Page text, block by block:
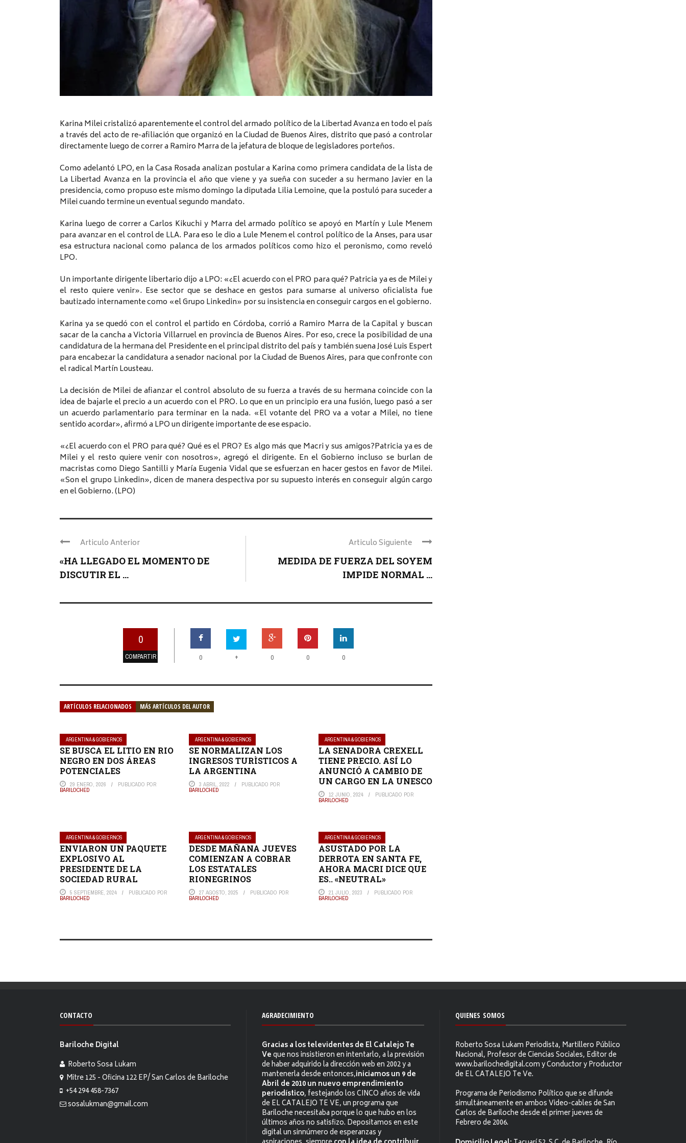
Karina Milei cristalizó aparentemente el control del armado político de la Libertad Avanza en todo el país
a través del acto de re-afiliación que organizó en la Ciudad de Buenos Aires, distrito que pasó a controlar
directamente luego de correr a Ramiro Marra de la jefatura de bloque de legisladores porteños.
Como adelantó LPO, en la Casa Rosada analizan postular a Karina como primera candidata de la lista de
La Libertad Avanza en la provincia el año que viene y ya sueña con suceder a su hermano Javier en la
presidencia, como propuso este mismo domingo la diputada Lilia Lemoine, que la postuló para suceder a
Milei cuando termine un eventual segundo mandato.
Karina luego de correr a Carlos Kikuchi y Marra del armado político se apoyó en Martín y Lule Menem
para avanzar en el control de LLA. Para eso le dio a Lule Menem el control político de la Anses, para usar
esa estructura nacional como palanca de los armados políticos como hizo el peronismo, como reveló
LPO.
Un importante dirigente libertario dijo a LPO: «¿El acuerdo con el PRO para qué? Patricia ya es de Milei y
el resto quiere venir». Ese sector que se deshace en gestos para sumarse al universo oficialista fue
bautizado internamente como «el Grupo Linkedin» por su insistencia en conseguir cargos en el gobierno.
Karina ya se quedó con el control el partido en Córdoba, corrió a Ramiro Marra de la Capital y buscan
sacar de la cancha a Victoria Villarruel en provincia de Buenos Aires. Por eso, crece la posibilidad de una
candidatura de la hermana del Presidente en el principal distrito del país y también suena José Luis Espert
para encabezar la candidatura a senador nacional por la Ciudad de Buenos Aires, para que confronte con
el radical Martín Lousteau.
La decisión de Milei de afianzar el control absoluto de su fuerza a través de su hermana coincide con la
idea de bajarle el precio a un acuerdo con el PRO. Lo que en un principio era una fusión, luego pasó a ser
un acuerdo parlamentario para terminar en la nada. «El votante del PRO va a votar a Milei, no tiene
sentido acordar», afirmó a LPO un dirigente importante de ese espacio.
«¿El acuerdo con el PRO para qué? Qué es el PRO? Es algo más que Macri y sus amigos?Patricia ya es de
Milei y el resto quiere venir con nosotros», agregó el dirigente. En el Gobierno incluso se burlan de
macristas como Diego Santilli y María Eugenia Vidal que se esfuerzan en hacer gestos en favor de Milei.
«Son el grupo Linkedin», dicen de manera despectiva por su supuesto interés en conseguir algún cargo
en el Gobierno. (LPO)
Articulo Anterior
«HA LLEGADO EL MOMENTO DE
DISCUTIR EL ...
Articulo Siguiente
MEDIDA DE FUERZA DEL SOYEM
IMPIDE NORMAL ...
0
COMPARTIR 0 + 0 0 0
ARTÍCULOS RELACIONADOS MÁS ARTÍCULOS DEL AUTOR
ARGENTINA & GOBIERNOS
SE BUSCA EL LITIO EN RIO
NEGRO EN DOS ÁREAS
POTENCIALES
29 ENERO, 2026 PUBLICADO POR
BARILOCHED
ARGENTINA & GOBIERNOS
SE NORMALIZAN LOS
INGRESOS TURÌSTICOS A
LA ARGENTINA
3 ABRIL, 2022 PUBLICADO POR
BARILOCHED
ARGENTINA & GOBIERNOS
LA SENADORA CREXELL
TIENE PRECIO. ASÍ LO
ANUNCIÓ A CAMBIO DE
UN CARGO EN LA UNESCO
12 JUNIO, 2024 PUBLICADO POR
BARILOCHED
ARGENTINA & GOBIERNOS
ENVIARON UN PAQUETE
EXPLOSIVO AL
PRESIDENTE DE LA
SOCIEDAD RURAL
5 SEPTIEMBRE, 2024 PUBLICADO POR
BARILOCHED
ARGENTINA & GOBIERNOS
DESDE MAÑANA JUEVES
COMIENZAN A COBRAR
LOS ESTATALES
RIONEGRINOS
27 AGOSTO, 2025 PUBLICADO POR
BARILOCHED
ARGENTINA & GOBIERNOS
ASUSTADO POR LA
DERROTA EN SANTA FE,
AHORA MACRI DICE QUE
ES.. «NEUTRAL»
21 JULIO, 2023 PUBLICADO POR
BARILOCHED
CONTACTO
Bariloche Digital
Roberto Sosa Lukam
Mitre 125 - Oficina 122 EP/ San Carlos de Bariloche
+54 294 458-7367
sosalukman@gmail.com
AGRADECIMIENTO
Gracias a los televidentes de El Catalejo Te
Veque nos insistieron en intentarlo, a la previsión
de haber adquirido la dirección web en 2002 y a
mantenerla desde entonces,iniciamos un 9 de
Abril de 2010 un nuevo emprendimiento
periodístico, festejando los CINCO años de vida
de EL CATALEJO TE VE, un programa que
Bariloche necesitaba porque lo que hubo en los
últimos años no satisfizo. Depositamos en este
digital un sinnúmero de esperanzas y
QUIENES SOMOS
Roberto Sosa Lukam Periodista, Martillero Público
Nacional, Profesor de Ciencias Sociales, Editor de
www.barilochedigital.com y Conductor y Productor
de EL CATALEJO Te Ve.
Programa de Periodismo Político que se difunde
simultáneamente en ambos Video-cables de San
Carlos de Bariloche desde el primer jueves de
Febrero de 2006.